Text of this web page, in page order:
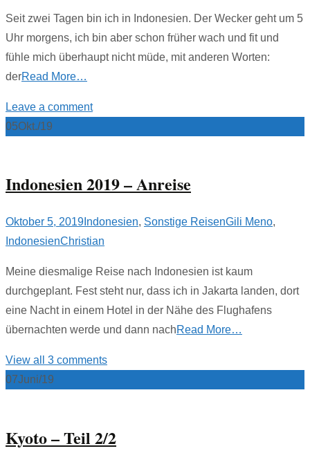
Seit zwei Tagen bin ich in Indonesien. Der Wecker geht um 5
Uhr morgens, ich bin aber schon früher wach und fit und
fühle mich überhaupt nicht müde, mit anderen Worten:
derRead More…
Leave a comment
05Okt./19
Indonesien 2019 – Anreise
Oktober 5, 2019 Indonesien, Sonstige ReisenGili Meno,
IndonesienChristian
Meine diesmalige Reise nach Indonesien ist kaum
durchgeplant. Fest steht nur, dass ich in Jakarta landen, dort
eine Nacht in einem Hotel in der Nähe des Flughafens
übernachten werde und dann nachRead More…
View all 3 comments
07Juni/19
Kyoto – Teil 2/2